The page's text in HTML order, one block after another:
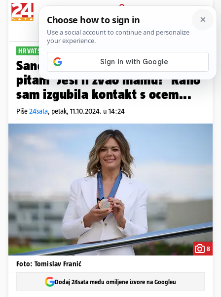
PRIJAVA
Sport Komentari
HRVATSKA REKORDERKA
Sandra otvoreno: Edisa prvo
pitam 'Jesi li zvao mamu?' Rano
sam izgubila kontakt s ocem...
Piše24sata, petak, 11.10.2024. u 14:24
8
Foto: Tomislav Franić
Dodaj 24sata među omiljene izvore na Googleu